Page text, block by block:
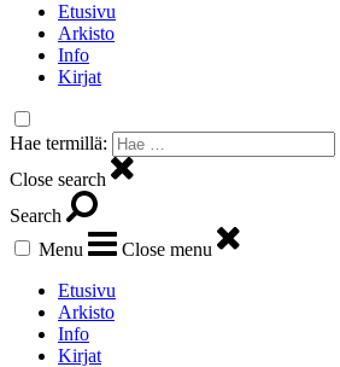
Etusivu
Arkisto
Info
Kirjat
Hae termillä:
Close search
Search
Menu
Close menu
Etusivu
Arkisto
Info
Kirjat